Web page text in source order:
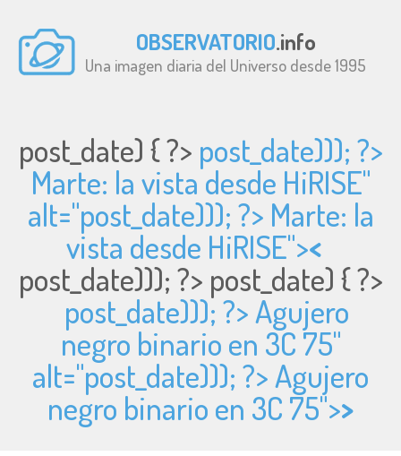
OBSERVATORIO.info
Una imagen diaria del Universo desde 1995
post_date) { ?> post_date))); ?>
Marte: la vista desde HiRISE"
alt="post_date))); ?> Marte: la
vista desde HiRISE"><
post_date))); ?> post_date) { ?>
post_date))); ?> Agujero
negro binario en 3C 75"
alt="post_date))); ?> Agujero
negro binario en 3C 75">>